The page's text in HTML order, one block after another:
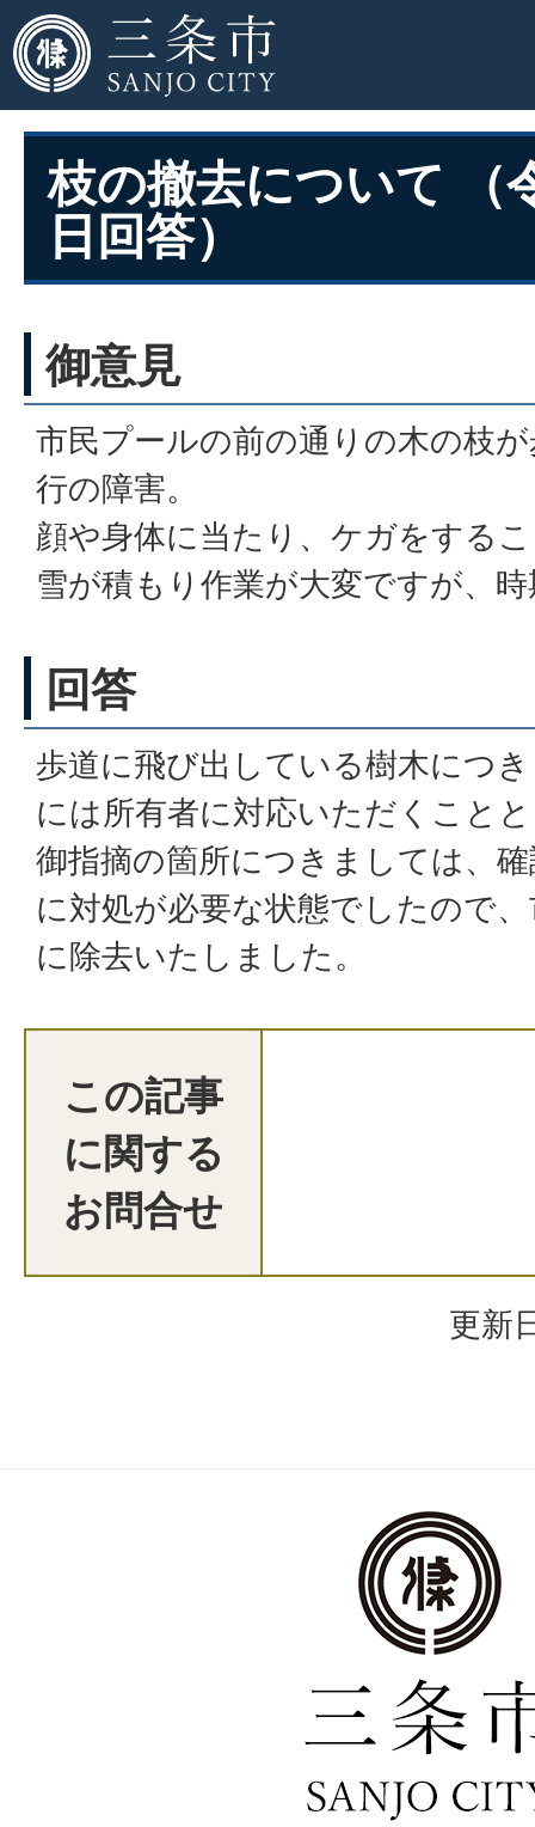
枝の撤去について （
日回答）
御意見
市民プールの前の通りの木の枝
行の障害。
顔や身体に当たり、ケガをする
雪が積もり作業が大変ですが、
回答
歩道に飛び出している樹木につ
には所有者に対応いただくこと
御指摘の箇所につきましては、
に対処が必要な状態でしたので
に除去いたしました。
この記事
に関する
お問合せ
更新